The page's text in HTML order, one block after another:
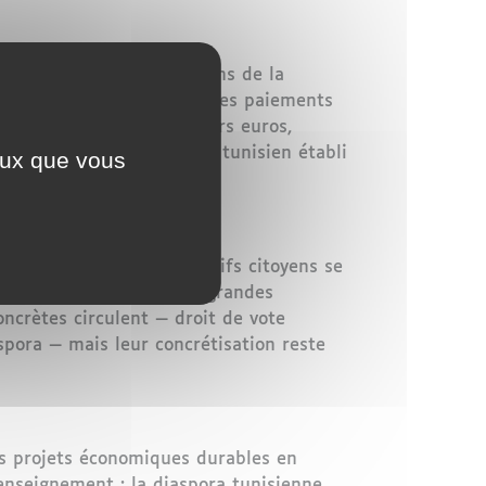
selon les estimations de la
de la balance des paiements
: consultés pour leurs euros,
un ingénieur tunisien établi
et des collectifs citoyens se
réellement sur les grandes
circulent — droit de vote
— mais leur concrétisation reste
économiques durables en
que vous